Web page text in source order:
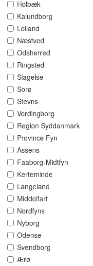
Holbæk
Kalundborg
Lolland
Næstved
Odsherred
Ringsted
Slagelse
Sorø
Stevns
Vordingborg
Region Syddanmark
Province Fyn
Assens
Faaborg-Midtfyn
Kerteminde
Langeland
Middelfart
Nordfyns
Nyborg
Odense
Svendborg
Ærø